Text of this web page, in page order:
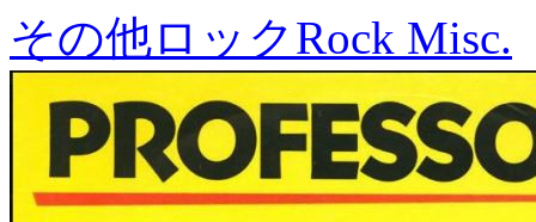
その他ロックRock Misc.